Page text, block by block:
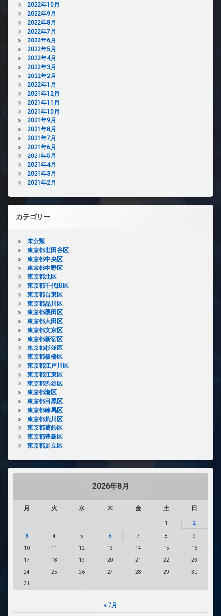
2022年10月
2022年9月
2022年8月
2022年7月
2022年6月
2022年5月
2022年4月
2022年3月
2022年2月
2022年1月
2021年12月
2021年11月
2021年10月
2021年9月
2021年8月
2021年7月
2021年6月
2021年5月
2021年4月
2021年3月
2021年2月
カテゴリー
未分類
東京都世田谷区
東京都中央区
東京都中野区
東京都北区
東京都千代田区
東京都台東区
東京都品川区
東京都墨田区
東京都大田区
東京都文京区
東京都新宿区
東京都杉並区
東京都板橋区
東京都江戸川区
東京都江東区
東京都渋谷区
東京都港区
東京都目黒区
東京都練馬区
東京都荒川区
東京都葛飾区
東京都豊島区
東京都足立区
2026年8月
月 火 水 木 金 土 日
1 2
3 4 5 6 7 8 9
10 11 12 13 14 15 16
17 18 19 20 21 22 23
24 25 26 27 28 29 30
31
« 7月